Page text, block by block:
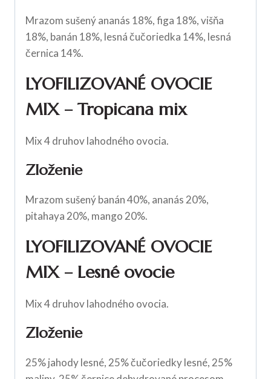
Mrazom sušený ananás 18%, figa 18%, višňa
18%, banán 18%, lesná čučoriedka 14%, lesná
černica 14%.
LYOFILIZOVANÉ OVOCIE
MIX – Tropicana mix
Mix 4 druhov lahodného ovocia.
Zloženie
Mrazom sušený banán 40%, ananás 20%,
pitahaya 20%, mango 20%.
LYOFILIZOVANÉ OVOCIE
MIX – Lesné ovocie
Mix 4 druhov lahodného ovocia.
Zloženie
25% jahody lesné, 25% čučoriedky lesné, 25%